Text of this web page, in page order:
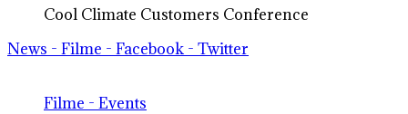
Cool Climate Customers Conference
News - Filme - Facebook - Twitter
Filme - Events